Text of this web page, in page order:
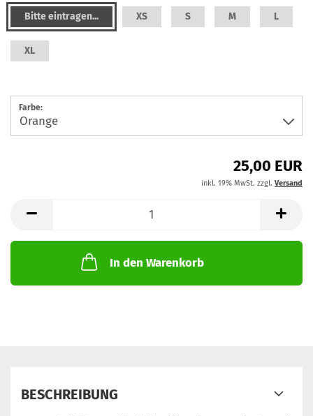
Bitte eintragen... XS S M L
XL
Farbe:
25,00 EUR
inkl. 19% MwSt. zzgl. Versand
In den Warenkorb
BESCHREIBUNG